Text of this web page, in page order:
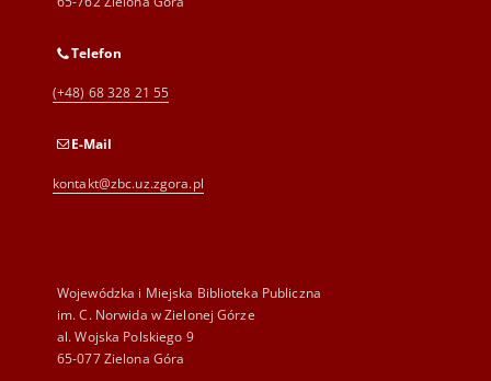
Telefon
(+48) 68 328 21 55
E-Mail
kontakt@zbc.uz.zgora.pl
Wojewódzka i Miejska Biblioteka Publiczna
im. C. Norwida w Zielonej Górze
al. Wojska Polskiego 9
65-077 Zielona Góra